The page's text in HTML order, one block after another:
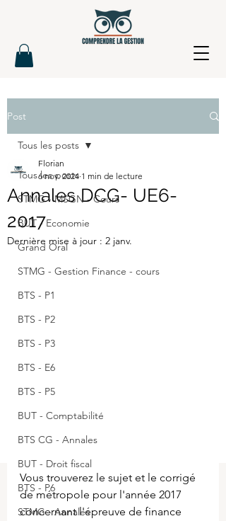
Post
Tous les posts
STMG - MSGN - Cours
BUT - Economie
Grand Oral
STMG - Gestion Finance - cours
BTS - P1
BTS - P2
BTS - P3
BTS - E6
BTS - P5
BUT - Comptabilité
BTS CG - Annales
BUT - Droit fiscal
BTS - P6
STMG - Annales
Tous les posts
Annales DCG- UE6-
2017
Florian
6 nov. 2024 1 min de lecture
Dernière mise à jour : 2 janv.
Vous trouverez le sujet et le corrigé
de métropole pour l'année 2017
concernant l'épreuve de finance